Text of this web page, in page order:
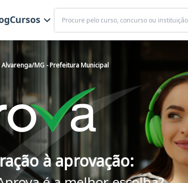
Cursos
Buscar
Alvarenga/MG - Prefeitura Municipal
à aprovação: